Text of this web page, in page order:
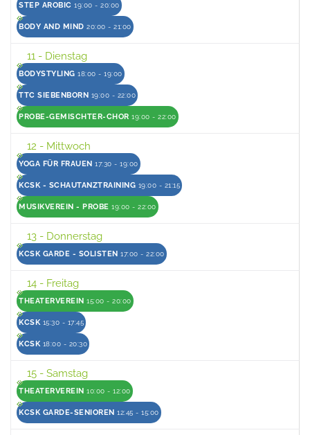
STEP AROBIC 19:00 - 20:00
BODY AND MIND 20:00 - 21:00
11 - Dienstag
BODYSTYLING 18:00 - 19:00
TTC SIEBENBORN 19:00 - 22:00
PROBE-GEMISCHTER-CHOR 19:00 - 22:00
12 - Mittwoch
YOGA FÜR FRAUEN 17:30 - 19:00
KCSK - SCHAUTANZTRAINING 19:00 - 21:15
MUSIKVEREIN - PROBE 19:00 - 22:00
13 - Donnerstag
KCSK GARDE - SOLISTEN 17:00 - 22:00
14 - Freitag
THEATERVEREIN 15:00 - 20:00
KCSK 15:30 - 17:45
KCSK 18:00 - 20:30
15 - Samstag
THEATERVEREIN 10:00 - 12:00
KCSK GARDE-SENIOREN 12:45 - 15:00